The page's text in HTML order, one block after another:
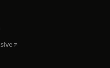
dans un nouvel onglet
dans un nouvel onglet
s’ouvre dans un nouvel